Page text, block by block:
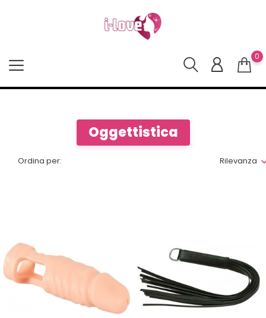
0
Oggettistica
Ordina per: Rilevanza